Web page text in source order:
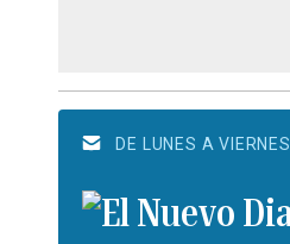
DE LUNES A VIERNES